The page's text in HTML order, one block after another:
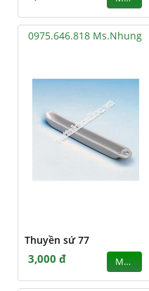
0975.646.818 Ms.Nhung
Thuyền sứ 77
3,000 đ MUA